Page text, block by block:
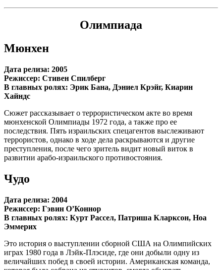
Олимпиада
Мюнхен
Дата релиза: 2005
Режиссер: Стивен Спилберг
В главных ролях: Эрик Бана, Дэниел Крэйг, Киарин
Хайндс
Сюжет рассказывает о террористическом акте во время
мюнхенской Олимпиады 1972 года, а также про ее
последствия. Пять израильских спецагентов выслеживают
террористов, однако в ходе дела раскрываются и другие
преступления, после чего зритель видит новый виток в
развитии арабо-израильского противостояния.
Чудо
Дата релиза: 2004
Режиссер: Гэвин О’Коннор
В главных ролях: Курт Рассел, Патриша Кларксон, Ноа
Эммерих
Это история о выступлении сборной США на Олимпийских
играх 1980 года в Лэйк-Плэсиде, где они добыли одну из
величайших побед в своей истории. Американская команда,